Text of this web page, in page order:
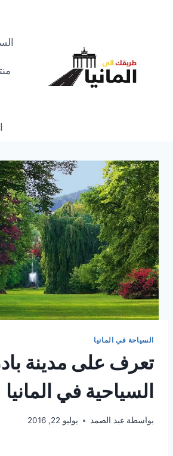
السياحة في المانيا
تعرف على مدينة
السياحية في المانيا
بواسطة عبد الصمد يوليو 22, 2016